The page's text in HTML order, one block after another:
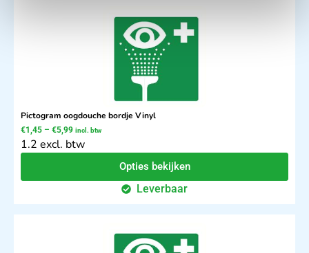
Pictogram oogdouche bordje Vinyl
€1,45 – €5,99 incl. btw
1.2 excl. btw
Opties bekijken
Leverbaar